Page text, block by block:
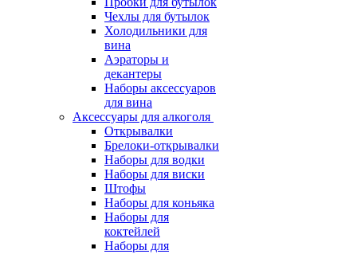
Чехлы для бутылок
Холодильники для
вина
Аэраторы и
декантеры
Наборы аксессуаров
для вина
Аксессуары для алкоголя
Открывалки
Брелоки-открывалки
Наборы для водки
Наборы для виски
Штофы
Наборы для коньяка
Наборы для
коктейлей
Наборы для